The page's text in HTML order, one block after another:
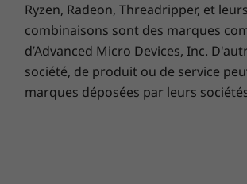
* Certifié EPEAT dans les zones concernées.
certification par pays sur
** Codes de la licence FSC : C126093,
***Neutralité carbone certifiée par TÜV
Ryzen, Radeon, Threadripper, et leurs
combinaisons sont des marques
d’Advanced Micro Devices, Inc.
société, de produit ou de service
marques déposées par leurs